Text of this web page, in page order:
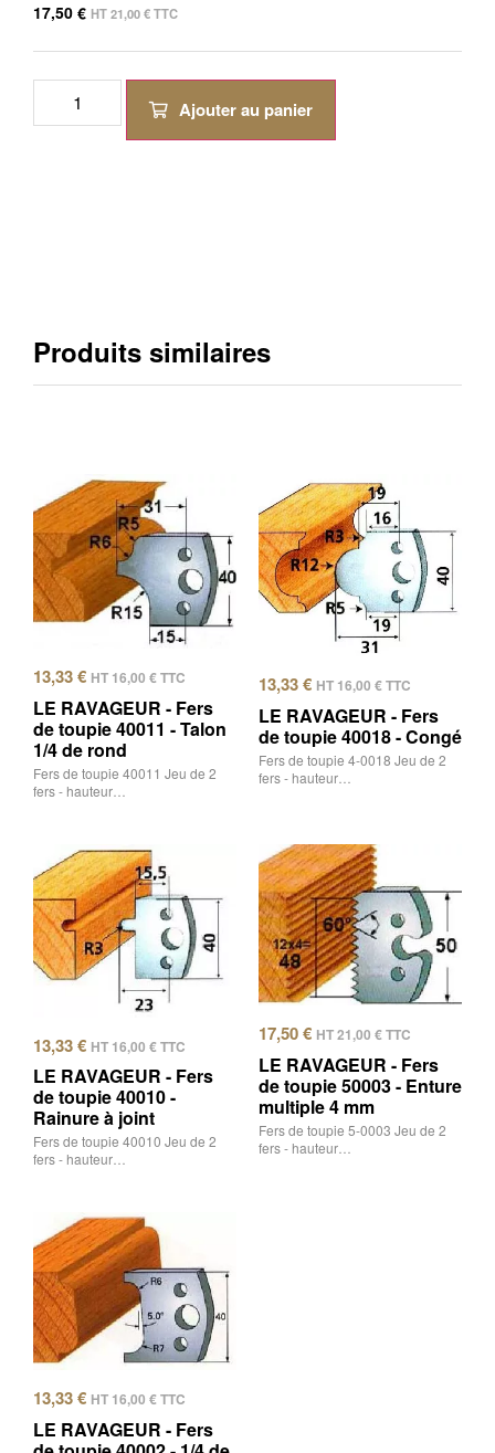
17,50 € HT21,00€TTC
Ajouter au panier
Produits similaires
13,33€ HT 16,00 €TTC
LE RAVAGEUR - Fers
de toupie 40011 - Talon
1/4 de rond
Fers de toupie 40011 Jeu de 2
fers - hauteur…
13,33€ HT 16,00 €TTC
LE RAVAGEUR - Fers
de toupie 40018 - Congé
Fers de toupie 4-0018 Jeu de 2
fers - hauteur…
13,33€ HT 16,00 €TTC
LE RAVAGEUR - Fers
de toupie 40010 -
Rainure à joint
Fers de toupie 40010 Jeu de 2
fers - hauteur…
17,50€ HT21,00 €TTC
LE RAVAGEUR - Fers
de toupie 50003 - Enture
multiple 4 mm
Fers de toupie 5-0003 Jeu de 2
fers - hauteur…
13,33€ HT 16,00 €TTC
LE RAVAGEUR - Fers